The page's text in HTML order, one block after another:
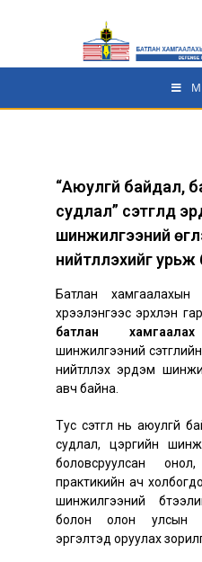
“Аюулгүй байдал,
судлал” сэтгүүлд
шинжилгээний
нийтлүүлэхийг
Батлан
хүрээлэнгээс эрхлэн
батлан
шинжилгээний сэтгүүлийн
нийтлүүлэх эрдэм
авч байна.
Тус сэтгүүл нь аюулгүй
судлал, цэргийн
боловсруулсан
практикийн ач
шинжилгээний
болон олон улсын
эргэлтэд оруулах